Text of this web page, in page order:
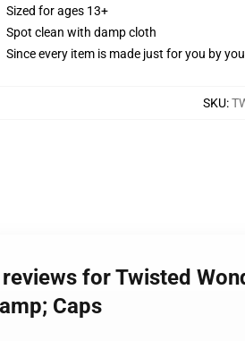
Sized for ages 13+
Spot clean with damp cloth
Since every item is made just for you by
SKU:
for Twisted
Caps